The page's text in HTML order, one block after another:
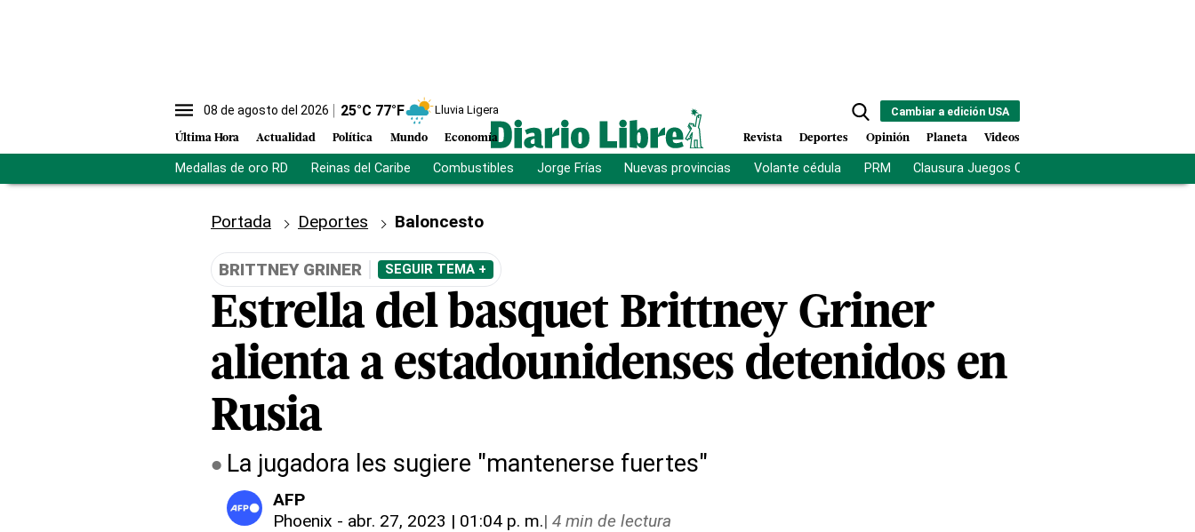
08 de agosto del 2026 25°C 77°F Lluvia Ligera
Última Hora Actualidad Política Mundo Economía
Cambiar a edición USA
Revista Deportes Opinión Planeta Videos
Medallas de oro RD Reinas del Caribe Combustibles Jorge Frías Nuevas provincias Volante cédula PRM Clausura Juegos Centroamericanos
Portada Deportes Baloncesto
BRITTNEY GRINER SEGUIR TEMA +
Estrella del basquet Brittney Griner
alienta a estadounidenses detenidos en
Rusia
La jugadora les sugiere "mantenerse fuertes"
AFP
Phoenix - abr. 27, 2023 | 01:04 p. m.| 4 min de lectura